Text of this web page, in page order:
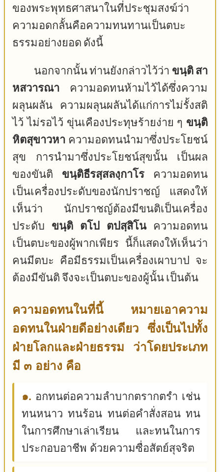
ของพระพุทธศาสนาในที่ประชุมสงฆ์ว่า
ความอดกลั้นคือความทนทานเป็นตบะ
ธรรมอย่างยอด ดังนี้
นอกจากนั้น ท่านยังกล่าวไว้ว่า ขนฺติ สา
หสวารณา ความอดทนห้ามไว้ได้ซึ่งความ
ผลุนผลัน ความผลุนผลันได้แก่การไม่รั้งสติ
ไว้ ไม่รอไว้ ขุ่นเคืองประทุษร้ายง่าย ๆ ขนฺติ
หิตสุขาวหา ความอดทนนำมาซึ่งประโยชน์
สุข การนำมาซึ่งประโยชน์สุขนั้น เป็นผล
ของขันติ ขนฺติธีรสฺสลงฺกาโร ความอดทน
เป็นเครื่องประดับของนักปราชญ์ แสดงให้
เห็นว่า นักปราชญ์ต้องมีขนติเป็นเครื่อง
ประดับ ขนฺติ ตโป ตปสฺสิโนความอดทน
เป็นตบะของผู้พากเพียร นี้ก็แสดงให้เห็นว่า
คนมีตบะ คือมีธรรมเป็นเครื่องเผาบาป จะ
ต้องมีขันติ จึงจะเป็นตบะของผู้นั้น เป็นต้น
ความอดทนในที่นี้ หมายเอาความ
อดทนในฝ่ายดีอย่างเดียว ซึ่งเป็นไปทั้ง
ฝ่ายโลกและฝ่ายธรรม ว่าโดยประเภท
มี ๓ อย่าง คือ
๑. อกทนต่อความลำบากตรากตรำ เช่น
ทนหนาว ทนร้อน ทนต่อคำสั่งสอน ทน
ในการศึกษาเล่าเรียน และทนในการ
ประกอบอาชีพ ด้วยความซื่อสัตย์สุจริต